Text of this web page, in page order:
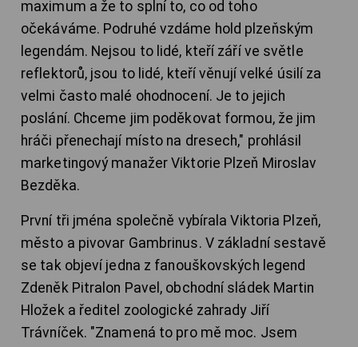
maximum a že to splní to, co od toho
očekáváme. Podruhé vzdáme hold plzeňským
legendám. Nejsou to lidé, kteří září ve světle
reflektorů, jsou to lidé, kteří věnují velké úsilí za
velmi často malé ohodnocení. Je to jejich
poslání. Chceme jim poděkovat formou, že jim
hráči přenechají místo na dresech," prohlásil
marketingový manažer Viktorie Plzeň Miroslav
Bezděka.
První tři jména společně vybírala Viktoria Plzeň,
město a pivovar Gambrinus. V základní sestavě
se tak objeví jedna z fanouškovských legend
Zdeněk Pitralon Pavel, obchodní sládek Martin
Hložek a ředitel zoologické zahrady Jiří
Trávníček. "Znamená to pro mě moc. Jsem